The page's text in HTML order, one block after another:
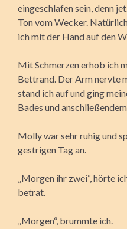
eingeschlafen sein, denn
Ton vom Wecker.
ich mit der Hand auf den
Mit Schmerzen erhob ich
Bettrand. Der Arm nervte
stand ich auf und ging
Bades und
Molly war sehr ruhig und
gestrigen Tag an.
„Morgen ihr zwei“, hörte
betrat.
„Morgen“, brummte ich.